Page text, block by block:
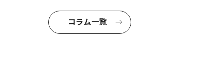
コラム一覧